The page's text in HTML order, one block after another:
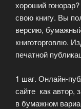
хороший
свою книгу. Вы
версию,
книготорговлю.
печатной
1 шаг. Онлайн-
сайте как автор,
в бумажном